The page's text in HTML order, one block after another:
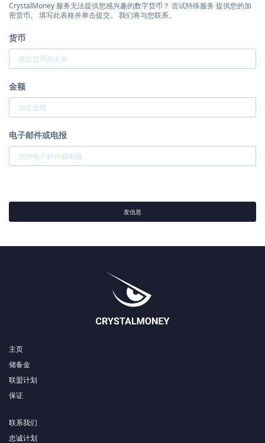
CrystalMoney 服务无法提供您感兴趣的数字货币？ 尝试特殊服务 提供您的加
密货币。 填写此表格并单击提交。 我们将与您联系。
货币
金额
电子邮件或电报
发信息
主页
储备金
联盟计划
保证
联系我们
忠诚计划